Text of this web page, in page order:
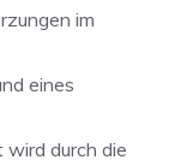
im
eines
wird durch die